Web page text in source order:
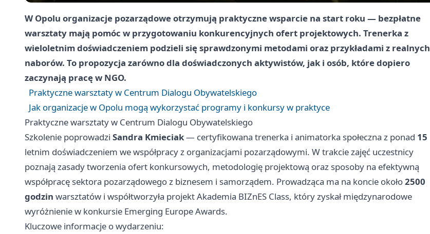
W Opolu organizacje pozarządowe otrzymują praktyczne wsparcie na start roku — bezpłatne
warsztaty mają pomóc w przygotowaniu konkurencyjnych ofert projektowych. Trenerka z
wieloletnim doświadczeniem podzieli się sprawdzonymi metodami oraz przykładami z realnych
naborów. To propozycja zarówno dla doświadczonych aktywistów, jak i osób, które dopiero
zaczynają pracę w NGO.
Praktyczne warsztaty w Centrum Dialogu Obywatelskiego
Jak organizacje w Opolu mogą wykorzystać programy i konkursy w praktyce
Praktyczne warsztaty w Centrum Dialogu Obywatelskiego
Szkolenie poprowadzi Sandra Kmieciak— certyfikowana trenerka i animatorka społeczna z ponad 15
letnim doświadczeniem we współpracy z organizacjami pozarządowymi. W trakcie zajęć uczestnicy
poznają zasady tworzenia ofert konkursowych, metodologię projektową oraz sposoby na efektywną
współpracę sektora pozarządowego z biznesem i samorządem. Prowadząca ma na koncie około2500
godzin warsztatów i współtworzyła projekt Akademia BIZnES Class, który zyskał międzynarodowe
wyróżnienie w konkursie Emerging Europe Awards.
Kluczowe informacje o wydarzeniu: